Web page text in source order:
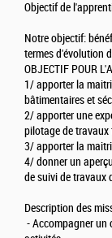
Objectif de
Notre objectif:
termes d'évolution
OBJECTIF POUR
1/ apporter la
bâtimentaires et
2/ apporter une
pilotage de
3/ apporter la
4/ donner un
de suivi de travaux
Description des
- Accompagner un